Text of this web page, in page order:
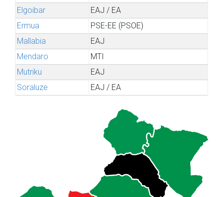
Elgoibar
EAJ / EA
Ermua
PSE-EE (PSOE)
Mallabia
EAJ
Mendaro
MTI
Mutriku
EAJ
Soraluze
EAJ / EA